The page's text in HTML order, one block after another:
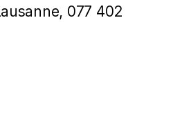
077 402